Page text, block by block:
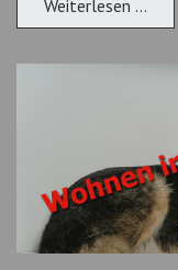
Weiterlesen …